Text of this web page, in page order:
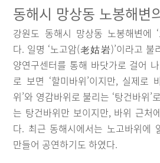
동해시 망상동 노봉해변
강원도 동해시 망상동 노봉해변에
다. 일명 ‘노고암(老姑岩)’이라고 불
양연구센터를 통해 바닷가로 걸어
로 보면 ‘할미바위’이지만, 실제로
위’와 영감바위로 불리는 ‘탕건바위’
는 탕건바위만 보이지만, 바위 근처
다. 최근 동해시에서는 노고바위에
만들어 공연하기도 하였다.